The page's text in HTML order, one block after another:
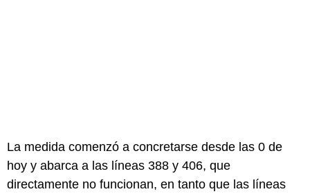
La medida comenzó a concretarse desde las 0 de
hoy y abarca a las líneas 388 y 406, que
directamente no funcionan, en tanto que las líneas